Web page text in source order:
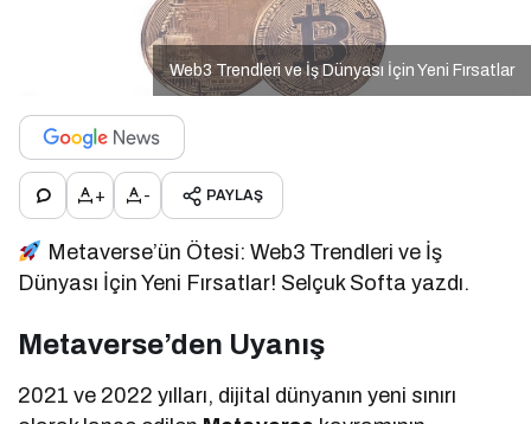
Web3 Trendleri ve İş Dünyası İçin Yeni Fırsatlar
+ - PAYLAŞ
Metaverse’ün Ötesi: Web3 Trendleri ve İş
Dünyası İçin Yeni Fırsatlar! Selçuk Softa yazdı.
Metaverse’den Uyanış
2021 ve 2022 yılları, dijital dünyanın yeni sınırı